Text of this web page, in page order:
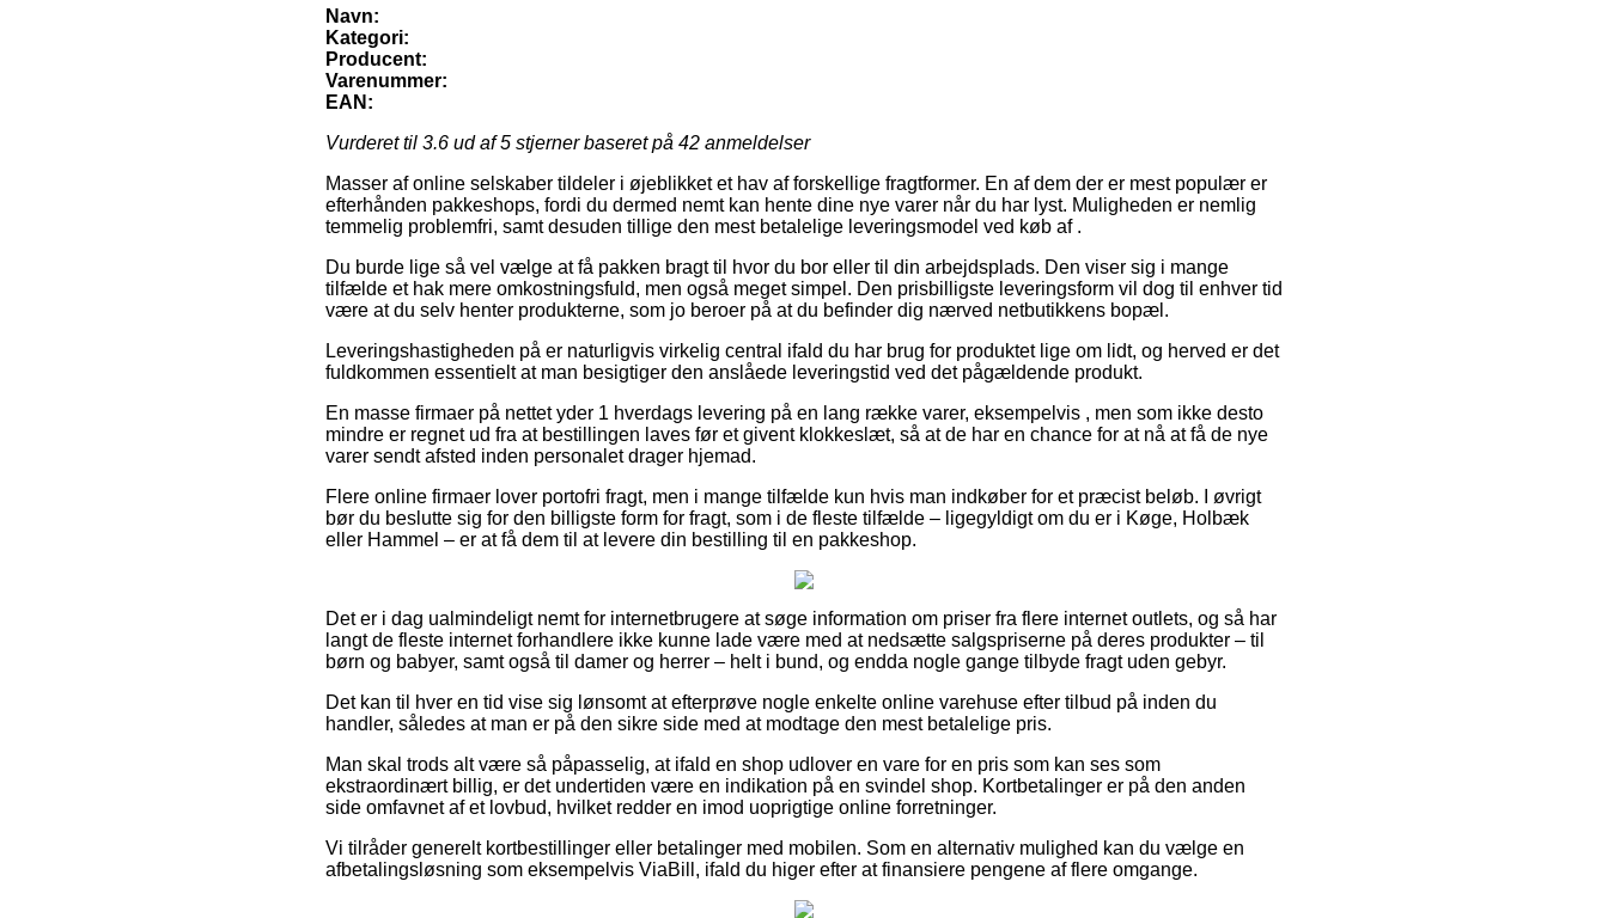
Navn:
Kategori:
Producent:
Varenummer:
EAN:
Vurderet til 3.6 ud af 5 stjerner baseret på 42 anmeldelser
Masser af online selskaber tildeler i øjeblikket et hav af forskellige fragtformer. En af dem der er mest populær er
efterhånden pakkeshops, fordi du dermed nemt kan hente dine nye varer når du har lyst. Muligheden er nemlig
temmelig problemfri, samt desuden tillige den mest betalelige leveringsmodel ved køb af .
Du burde lige så vel vælge at få pakken bragt til hvor du bor eller til din arbejdsplads. Den viser sig i mange
tilfælde et hak mere omkostningsfuld, men også meget simpel. Den prisbilligste leveringsform vil dog til enhver tid
være at du selv henter produkterne, som jo beroer på at du befinder dig nærved netbutikkens bopæl.
Leveringshastigheden på er naturligvis virkelig central ifald du har brug for produktet lige om lidt, og herved er det
fuldkommen essentielt at man besigtiger den anslåede leveringstid ved det pågældende produkt.
En masse firmaer på nettet yder 1 hverdags levering på en lang række varer, eksempelvis , men som ikke desto
mindre er regnet ud fra at bestillingen laves før et givent klokkeslæt, så at de har en chance for at nå at få de nye
varer sendt afsted inden personalet drager hjemad.
Flere online firmaer lover portofri fragt, men i mange tilfælde kun hvis man indkøber for et præcist beløb. I øvrigt
bør du beslutte sig for den billigste form for fragt, som i de fleste tilfælde – ligegyldigt om du er i Køge, Holbæk
eller Hammel – er at få dem til at levere din bestilling til en pakkeshop.
Det er i dag ualmindeligt nemt for internetbrugere at søge information om priser fra flere internet outlets, og så har
langt de fleste internet forhandlere ikke kunne lade være med at nedsætte salgspriserne på deres produkter – til
børn og babyer, samt også til damer og herrer – helt i bund, og endda nogle gange tilbyde fragt uden gebyr.
Det kan til hver en tid vise sig lønsomt at efterprøve nogle enkelte online varehuse efter tilbud på inden du
handler, således at man er på den sikre side med at modtage den mest betalelige pris.
Man skal trods alt være så påpasselig, at ifald en shop udlover en vare for en pris som kan ses som
ekstraordinært billig, er det undertiden være en indikation på en svindel shop. Kortbetalinger er på den anden
side omfavnet af et lovbud, hvilket redder en imod uoprigtige online forretninger.
Vi tilråder generelt kortbestillinger eller betalinger med mobilen. Som en alternativ mulighed kan du vælge en
afbetalingsløsning som eksempelvis ViaBill, ifald du higer efter at finansiere pengene af flere omgange.